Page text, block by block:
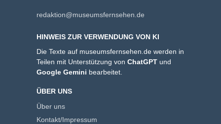
redaktion@museumsfernsehen.de
HINWEIS ZUR VERWENDUNG VON KI
Die Texte auf museumsfernsehen.de werden in
Teilen mit Unterstützung von ChatGPT und
Google Gemini bearbeitet.
ÜBER UNS
Über uns
Kontakt/Impressum